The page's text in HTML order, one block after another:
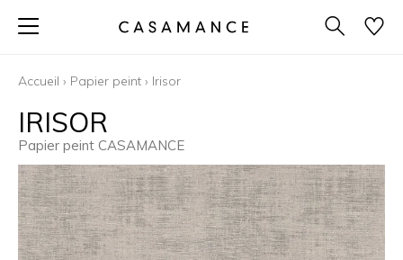
Accueil › Papier peint › Irisor
IRISOR
Papier peint CASAMANCE